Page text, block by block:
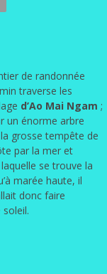
de randonnée
traverse les
d’Ao Mai Ngam ;
un énorme arbre
grosse tempête de
par la mer et
se trouve la
marée haute, il
donc faire